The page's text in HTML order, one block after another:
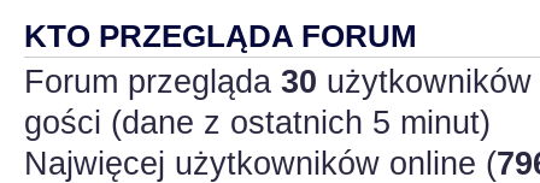
KTO PRZEGLĄDA FORUM
Forum przegląda 30
gości (dane z ostatnich 5 minut)
Najwięcej użytkowników online (